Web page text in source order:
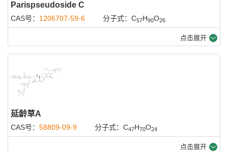
Parispseudoside C
CAS号： 1206707-59-6 分子式：C57H90O26
点击展开
延龄草A
CAS号： 58809-09-9 分子式：C47H70O24
点击展开